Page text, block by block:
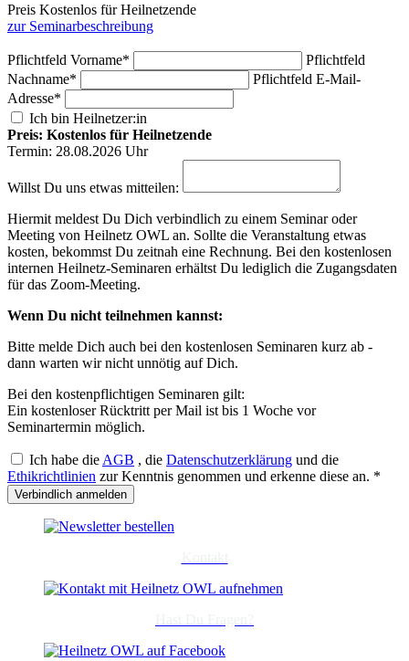
Preis Kostenlos für Heilnetzende
zur Seminarbeschreibung
Pflichtfeld Vorname*
Pflichtfeld
Nachname* Pflichtfeld E-Mail-
Adresse*
Ich bin Heilnetzer:in
Preis: Kostenlos für Heilnetzende
Termin: 28.08.2026 Uhr
Willst Du uns etwas mitteilen:
Hiermit meldest Du Dich verbindlich zu einem Seminar oder
Meeting von Heilnetz OWL an. Sollte die Veranstaltung etwas
kosten, bekommst Du zeitnah eine Rechnung. Bei den kostenlosen
internen Heilnetz-Seminaren erhältst Du lediglich die Zugangsdaten
für das Zoom-Meeting.
Wenn Du nicht teilnehmen kannst:
Bitte melde Dich auch bei den kostenlosen Seminaren kurz ab -
dann warten wir nicht unnötig auf Dich.
Bei den kostenpflichtigen Seminaren gilt:
Ein kostenloser Rücktritt per Mail ist bis 1 Woche vor
Seminartermin möglich.
Ich habe die AGB , die Datenschutzerklärung und die
Ethikrichtlinien zur Kenntnis genommen und erkenne diese an. *